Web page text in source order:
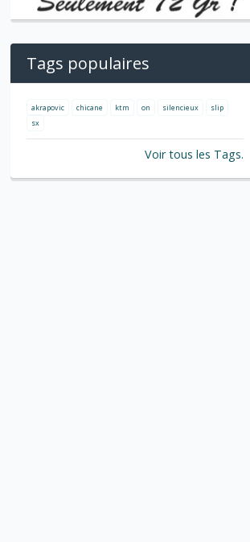
Tags populaires
akrapovic chicane ktm on silencieux
slip
sx
Voir tous les Tags.